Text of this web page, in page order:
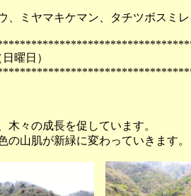
、ミヤマキケマン、タチツボスミ
月20日 （日
木々の成長を促しています。
の山肌が新緑に変わっていきます。